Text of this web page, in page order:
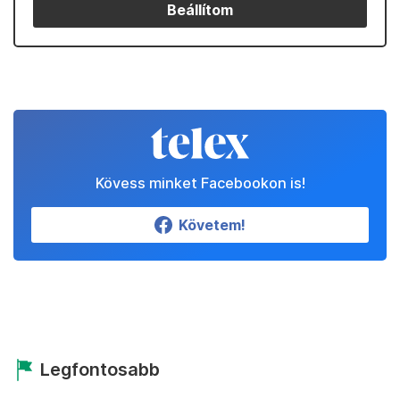
Beállítom
Kövess minket Facebookon is!
Követem!
Legfontosabb